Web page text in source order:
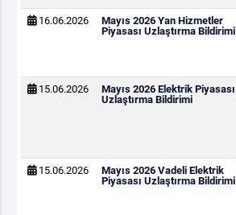
16.06.2026
Mayıs 2026 Yan Hizmetler
Piyasası Uzlaştırma Bildirimi
15.06.2026
Mayıs 2026 Elektrik Piyasası
Uzlaştırma Bildirimi
15.06.2026
Mayıs 2026 Vadeli Elektrik
Piyasası Uzlaştırma Bildirimi